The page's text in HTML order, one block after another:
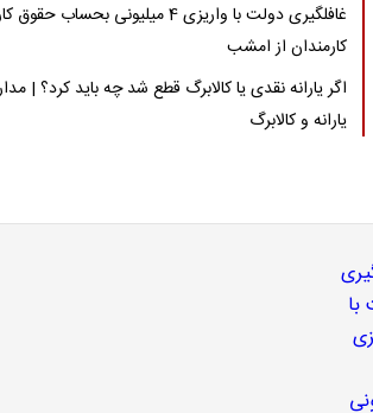
غافلگیری دولت با واریزی 4 میلیونی
کارمندان از امشب
اگر یارانه نقدی یا کالابرگ قطع شد چه باید کرد؟ |
یارانه و کالابرگ